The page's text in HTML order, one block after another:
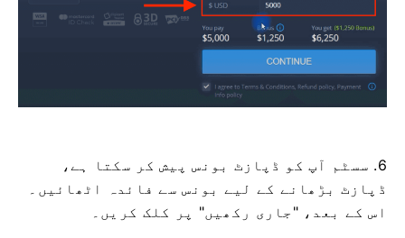
6. سسٹم آپ کو ڈپازٹ بونس پیش کر سکتا ہے،
ڈپازٹ بڑھانے کے لیے بونس سے فائدہ اٹھائیں۔
اس کے بعد، "جاری رکھیں" پر کلک کریں۔